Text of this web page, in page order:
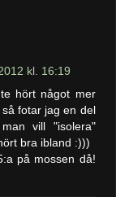
kl. 16:19
hört något mer
fotar jag en del
vill "isolera"
bra ibland :)))
på mossen då!